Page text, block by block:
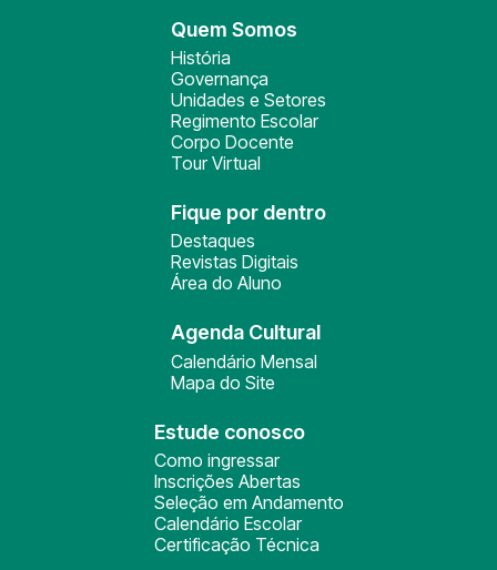
Quem Somos
História
Governança
Unidades e Setores
Regimento Escolar
Corpo Docente
Tour Virtual
Fique por dentro
Destaques
Revistas Digitais
Área do Aluno
Agenda Cultural
Calendário Mensal
Mapa do Site
Estude conosco
Como ingressar
Inscrições Abertas
Seleção em Andamento
Calendário Escolar
Certificação Técnica